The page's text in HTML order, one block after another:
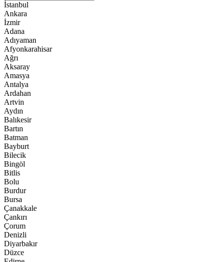
İstanbul
Ankara
İzmir
Adana
Adıyaman
Afyonkarahisar
Ağrı
Aksaray
Amasya
Antalya
Ardahan
Artvin
Aydın
Balıkesir
Bartın
Batman
Bayburt
Bilecik
Bingöl
Bitlis
Bolu
Burdur
Bursa
Çanakkale
Çankırı
Çorum
Denizli
Diyarbakır
Düzce